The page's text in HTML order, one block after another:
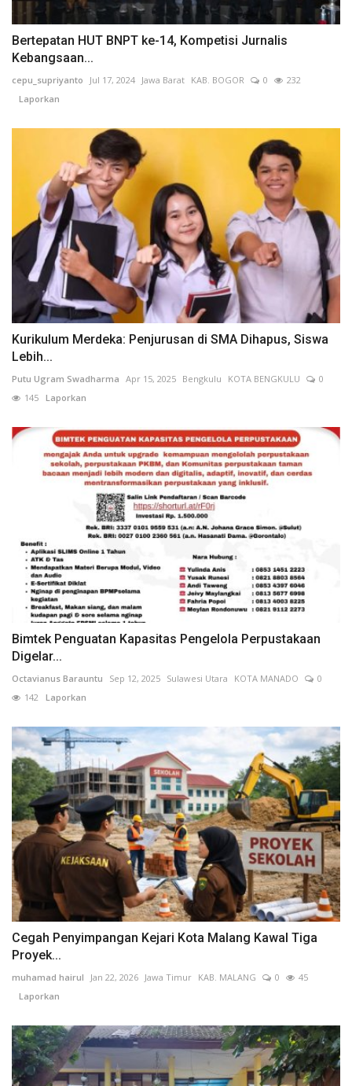
Bertepatan HUT BNPT ke-14, Kompetisi Jurnalis
Kebangsaan...
cepu_supriyanto Jul 17, 2024 Jawa Barat KAB. BOGOR 0
232
Laporkan
Kurikulum Merdeka: Penjurusan di SMA Dihapus, Siswa
Lebih...
Putu Ugram Swadharma Apr 15, 2025 Bengkulu KOTA BENGKULU
0
145 Laporkan
Bimtek Penguatan Kapasitas Pengelola Perpustakaan
Digelar...
Octavianus Barauntu Sep 12, 2025 Sulawesi Utara KOTA MANADO
0
142 Laporkan
Cegah Penyimpangan Kejari Kota Malang Kawal Tiga
Proyek...
muhamad hairul Jan 22, 2026 Jawa Timur KAB. MALANG 0
45
Laporkan